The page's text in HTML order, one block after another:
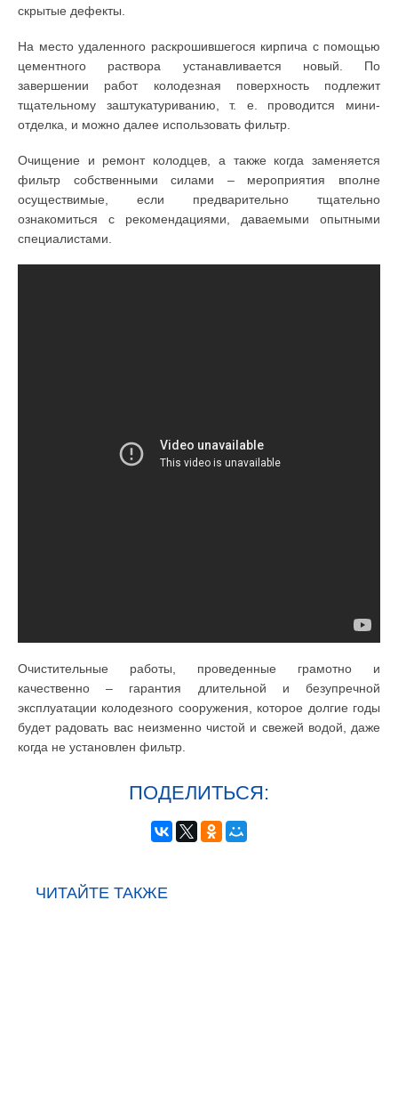
скрытые дефекты.
На место удаленного раскрошившегося кирпича с помощью
цементного раствора устанавливается новый. По
завершении работ колодезная поверхность подлежит
тщательному заштукатуриванию, т. е. проводится мини-
отделка, и можно далее использовать фильтр.
Очищение и ремонт колодцев, а также когда заменяется
фильтр собственными силами – мероприятия вполне
осуществимые, если предварительно тщательно
ознакомиться с рекомендациями, даваемыми опытными
специалистами.
Очистительные работы, проведенные грамотно и
качественно – гарантия длительной и безупречной
эксплуатации колодезного сооружения, которое долгие годы
будет радовать вас неизменно чистой и свежей водой, даже
когда не установлен фильтр.
ПОДЕЛИТЬСЯ:
ЧИТАЙТЕ ТАКЖЕ